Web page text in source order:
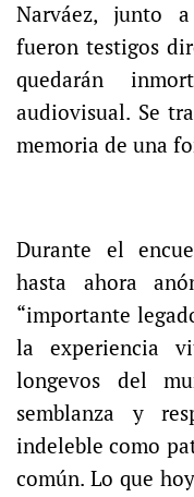
Narváez, junto
fueron testigos
quedarán
audiovisual. Se
memoria de una
Durante el
hasta ahora
“importante
la experiencia
longevos del
semblanza y
indeleble como
común. Lo que